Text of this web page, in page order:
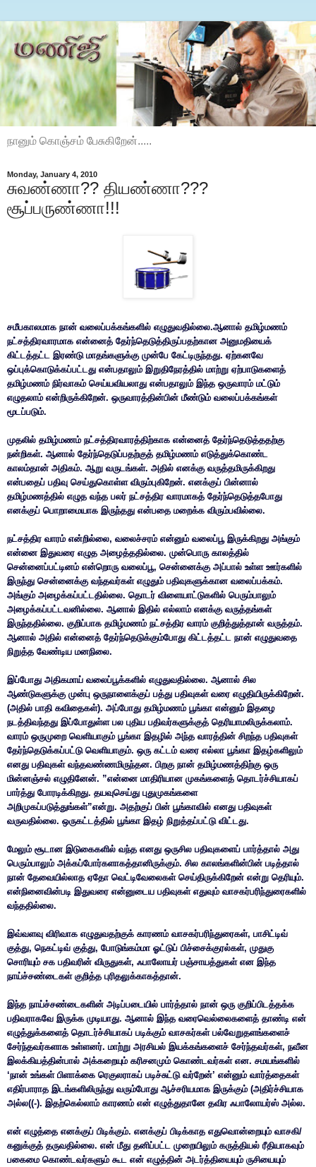
நானும் கொஞ்சம் பேசுகிறேன்.....
Monday, January 4, 2010
சுவண்ணா?? தியண்ணா???
சூப்பருண்ணா!!!
சமீபகாலமாக நான் வலைப்பக்கங்களில் எழுதுவதில்லை.ஆனால் தமிழ்மணம்
நட்சத்திரவாரமாக என்னைத் தேர்ந்தெடுத்திருப்பதற்கான அனுமதியைக்
கிட்டத்தட்ட இரண்டு மாதங்களுக்கு முன்பே கேட்டிருந்தது. ஏற்கனவே
ஒப்புக்கொடுக்கப்பட்டது என்பதாலும் இறுதிநேரத்தில் மாற்று ஏற்பாடுகளைத்
தமிழ்மணம் நிர்வாகம் செய்யவியலாது என்பதாலும் இந்த ஒருவாரம் மட்டும்
எழுதலாம் என்றிருக்கிறேன். ஒருவாரத்தின்பின் மீண்டும் வலைப்பக்கங்கள்
மூடப்படும்.
முதலில் தமிழ்மணம் நட்சத்திரவாரத்திற்காக என்னைத் தேர்ந்தெடுத்ததற்கு
நன்றிகள். ஆனால் தேர்ந்தெடுப்பதற்குத் தமிழ்மணம் எடுத்துக்கொண்ட
காலம்தான் அதிகம். ஆறு வருடங்கள். அதில் எனக்கு வருத்தமிருக்கிறது
என்பதைப் பதிவு செய்துகொள்ள விரும்புகிறேன். எனக்குப் பின்னால்
தமிழ்மணத்தில் எழுத வந்த பலர் நட்சத்திர வாரமாகத் தேர்ந்தெடுத்தபோது
எனக்குப் பொறாமையாக இருந்தது என்பதை மறைக்க விரும்பவில்லை.
நட்சத்திர வாரம் என்றில்லை, வலைச்சரம் என்னும் வலைப்பூ இருக்கிறது அங்கும்
என்னை இதுவரை எழுத அழைத்ததில்லை. முன்பொரு காலத்தில்
சென்னைப்பட்டினம் என்றொரு வலைப்பூ, சென்னைக்கு அப்பால் உள்ள ஊர்களில்
இருந்து சென்னைக்கு வந்தவர்கள் எழுதும் பதிவுகளுக்கான வலைப்பக்கம்.
அங்கும் அழைக்கப்பட்டதில்லை. தொடர் விளையாட்டுகளில் பெரும்பாலும்
அழைக்கப்பட்டவனில்லை. ஆனால் இதில் எல்லாம் எனக்கு வருத்தங்கள்
இருந்ததில்லை. குறிப்பாக தமிழ்மணம் நட்சத்திர வாரம் குறித்துத்தான் வருத்தம்.
ஆனால் அதில் என்னைத் தேர்ந்தெடுக்கும்போது கிட்டத்தட்ட நான் எழுதுவதை
நிறுத்த வேண்டிய மனநிலை.
இப்போது அதிகமாய் வலைப்பூக்களில் எழுதுவதில்லை. ஆனால் சில
ஆண்டுகளுக்கு முன்பு ஒருநாளைக்குப் பத்து பதிவுகள் வரை எழுதியிருக்கிறேன்.
(அதில் பாதி கவிதைகள்). அப்போது தமிழ்மணம் பூங்கா என்னும் இதழை
நடத்திவந்தது இப்போதுள்ள பல புதிய பதிவர்களுக்குத் தெரியாமலிருக்கலாம்.
வாரம் ஒருமுறை வெளியாகும் பூங்கா இதழில் அந்த வாரத்தின் சிறந்த பதிவுகள்
தேர்ந்தெடுக்கப்பட்டு வெளியாகும். ஒரு கட்டம் வரை எல்லா பூங்கா இதழ்களிலும்
எனது பதிவுகள் வந்தவண்ணமிருந்தன. பிறகு நான் தமிழ்மணத்திற்கு ஒரு
மின்னஞ்சல் எழுதினேன். ”என்னை மாதிரியான முகங்களைத் தொடர்ச்சியாகப்
பார்த்து போரடிக்கிறது. தயவுசெய்து புதுமுகங்களை
அறிமுகப்படுத்துங்கள்”என்று. அதற்குப் பின் பூங்காவில் எனது பதிவுகள்
வருவதில்லை. ஒருகட்டத்தில் பூங்கா இதழ் நிறுத்தப்பட்டு விட்டது.
மேலும் சூடான இடுகைகளில் வந்த எனது ஒருசில பதிவுகளைப் பார்த்தால் அது
பெரும்பாலும் அக்கப்போர்களாகத்தானிருக்கும். சில காலங்களின்பின் படித்தால்
நான் தேவையில்லாத ஏதோ வெட்டிவேலைகள் செய்திருக்கிறேன் என்று தெரியும்.
என்நினைவின்படி இதுவரை என்னுடைய பதிவுகள் எதுவும் வாசகர்பரிந்துரைகளில்
வந்ததில்லை.
இவ்வளவு விரிவாக எழுதுவதற்குக் காரணம் வாசகர்பரிந்துரைகள், பாசிட்டிவ்
குத்து, நெகட்டிவ் குத்து, போடுங்கம்மா ஓட்டுப் பிச்சைக்குரல்கள், முதுகு
சொரியும் சக பதிவரின் விருதுகள், ஃபாலோயர் பஞ்சாயத்துகள் என இந்த
நாய்ச்சண்டைகள் குறித்த புரிதலுக்காகத்தான்.
இந்த நாய்ச்சண்டைகளின் அடிப்படையில் பார்த்தால் நான் ஒரு குறிப்பிடத்தக்க
பதிவராகவே இருக்க முடியாது. ஆனால் இந்த வரைவெல்லைகளைத் தாண்டி என்
எழுத்துக்களைத் தொடர்ச்சியாகப் படிக்கும் வாசகர்கள் பல்வேறுதளங்களைச்
சேர்ந்தவர்களாக உள்ளனர். மாற்று அரசியல் இயக்கங்களைச் சேர்ந்தவர்கள், நவீன
இலக்கியத்தின்பால் அக்கறையும் கரிசனமும் கொண்டவர்கள் என. சமயங்களில்
‘நான் உங்கள் பிளாக்கை ரெகுலராகப் படிச்சுட்டு வர்றேன்’ என்னும் வார்த்தைகள்
எதிர்பாராத இடங்களிலிருந்து வரும்போது ஆச்சரியமாக இருக்கும் (அதிர்ச்சியாக
அல்ல((-). இதற்கெல்லாம் காரணம் என் எழுத்துதானே தவிர ஃபாலோயர்ஸ் அல்ல.
என் எழுத்தை எனக்குப் பிடிக்கும். எனக்குப் பிடிக்காத எதுவொன்றையும் வாசகி/
கனுக்குத் தருவதில்லை. என் மீது தனிப்பட்ட முறையிலும் கருத்தியல் ரீதியாகவும்
பகைமை கொண்டவர்களும் கூட என் எழுத்தின் அடர்த்தியையும் ருசியையும்